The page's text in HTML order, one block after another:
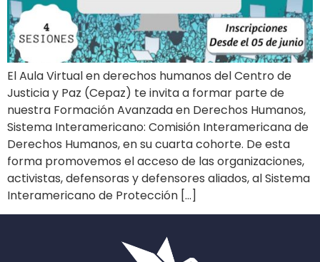
El Aula Virtual en derechos humanos del Centro de
Justicia y Paz (Cepaz) te invita a formar parte de
nuestra Formación Avanzada en Derechos Humanos,
Sistema Interamericano: Comisión Interamericana de
Derechos Humanos, en su cuarta cohorte. De esta
forma promovemos el acceso de las organizaciones,
activistas, defensoras y defensores aliados, al Sistema
Interamericano de Protección […]